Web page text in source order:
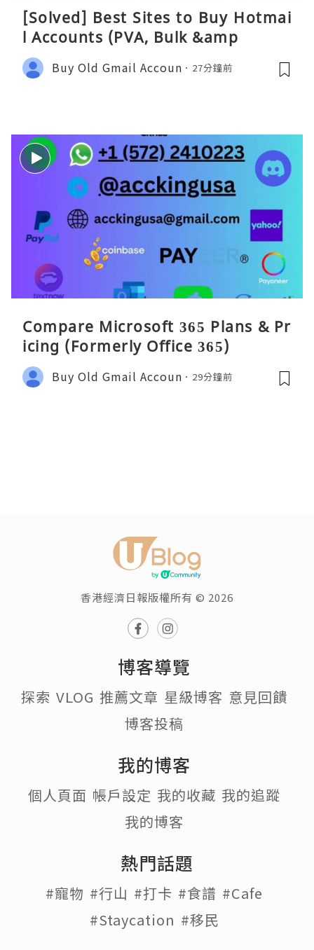
[Solved] Best Sites to Buy Hotmai
l Accounts (PVA, Bulk &amp
Buy Old Gmail Accoun 27分鐘前
Compare Microsoft 365 Plans & Pr
icing (Formerly Office 365)
Buy Old Gmail Accoun 29分鐘前
香港經濟日報版權所有 © 2026
博客導覽
探索 VLOG 推薦文章 星級博客 意見回饋
博客投稿
我的博客
個人頁面 帳戶設定 我的收藏 我的追蹤
我的博客
熱門話題
#寵物 #行山 #打卡 #食譜 #Cafe
#Staycation #移民